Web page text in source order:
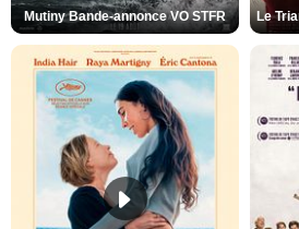
Mutiny Bande-annonce VO STFR Le